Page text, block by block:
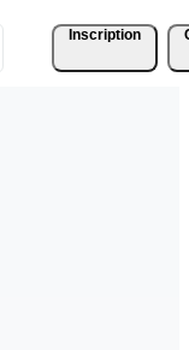
Inscription